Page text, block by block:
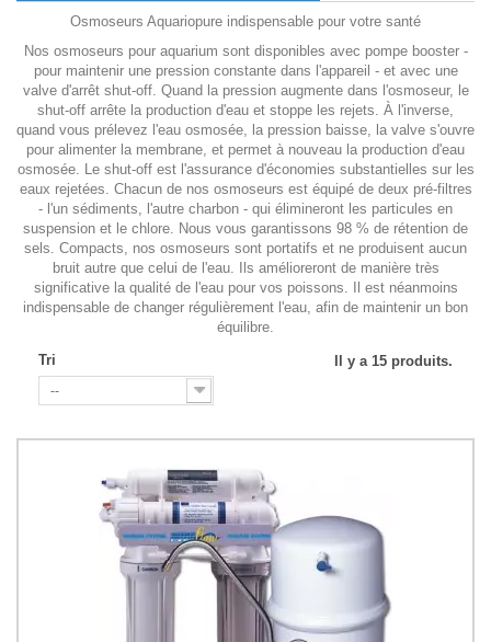
Osmoseurs Aquariopure indispensable pour votre santé
Nos osmoseurs pour aquarium sont disponibles avec pompe booster -
pour maintenir une pression constante dans l'appareil - et avec une
valve d'arrêt shut-off. Quand la pression augmente dans l'osmoseur, le
shut-off arrête la production d'eau et stoppe les rejets. À l'inverse,
quand vous prélevez l'eau osmosée, la pression baisse, la valve s'ouvre
pour alimenter la membrane, et permet à nouveau la production d'eau
osmosée. Le shut-off est l'assurance d'économies substantielles sur les
eaux rejetées. Chacun de nos osmoseurs est équipé de deux pré-filtres
- l'un sédiments, l'autre charbon - qui élimineront les particules en
suspension et le chlore. Nous vous garantissons 98 % de rétention de
sels. Compacts, nos osmoseurs sont portatifs et ne produisent aucun
bruit autre que celui de l'eau. Ils amélioreront de manière très
significative la qualité de l'eau pour vos poissons. Il est néanmoins
indispensable de changer régulièrement l'eau, afin de maintenir un bon
équilibre.
Tri
--
Il y a 15 produits.